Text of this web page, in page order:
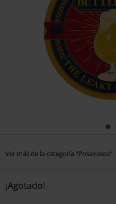
Ver más de la categoría "Posavasos"
¡Agotado!